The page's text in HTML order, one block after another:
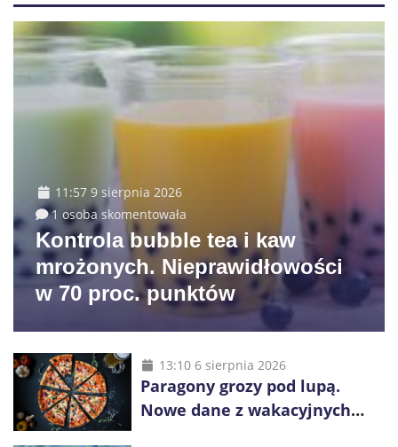
11:57 9 sierpnia 2026
1 osoba skomentowała
Kontrola bubble tea i kaw
mrożonych. Nieprawidłowości
w 70 proc. punktów
13:10 6 sierpnia 2026
Paragony grozy pod lupą.
Nowe dane z wakacyjnych